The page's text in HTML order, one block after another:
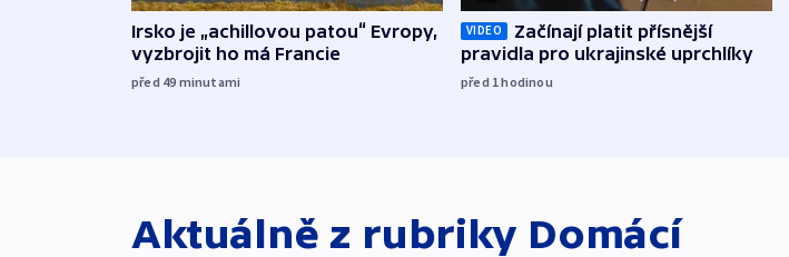
Irsko je „achillovou patou“ Evropy,
vyzbrojit ho má Francie
před 49 minutami
VIDEO
Začínají platit přísnější
pravidla pro ukrajinské uprchlíky
před 1hodinou
Aktuálně z rubriky Domácí